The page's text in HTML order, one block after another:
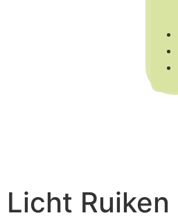
Licht Ruiken